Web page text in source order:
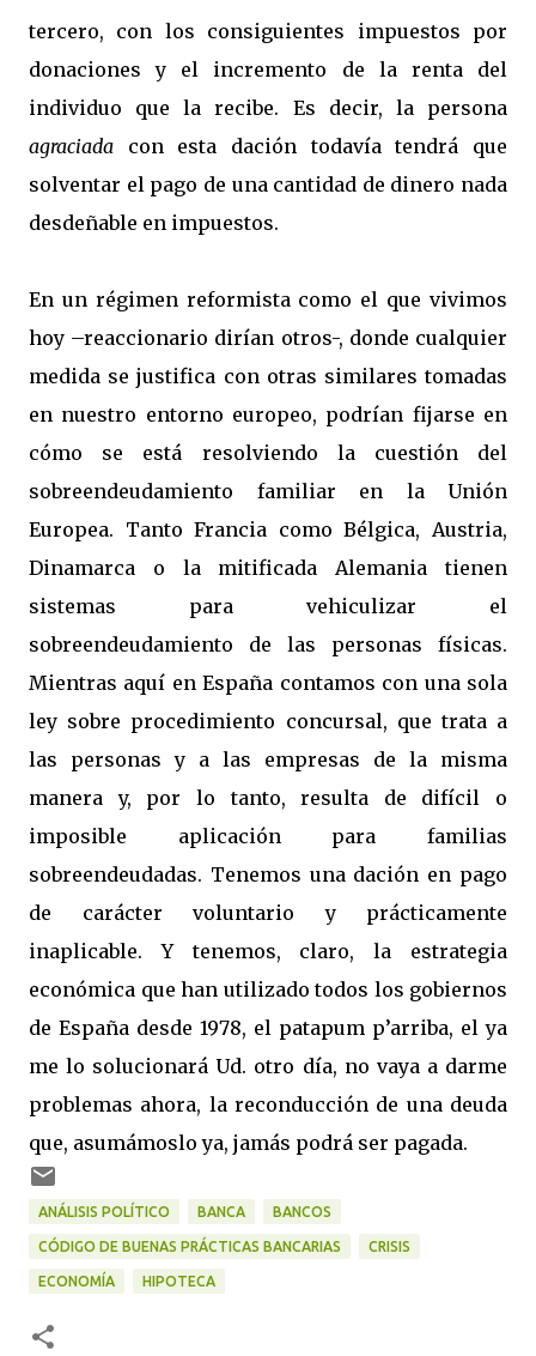
tercero, con los consiguientes impuestos por
donaciones y el incremento de la renta del
individuo que la recibe. Es decir, la persona
agraciada con esta dación todavía tendrá que
solventar el pago de una cantidad de dinero nada
desdeñable en impuestos.
En un régimen reformista como el que vivimos
hoy –reaccionario dirían otros-, donde cualquier
medida se justifica con otras similares tomadas
en nuestro entorno europeo, podrían fijarse en
cómo se está resolviendo la cuestión del
sobreendeudamiento familiar en la Unión
Europea. Tanto Francia como Bélgica, Austria,
Dinamarca o la mitificada Alemania tienen
sistemas para vehiculizar el
sobreendeudamiento de las personas físicas.
Mientras aquí en España contamos con una sola
ley sobre procedimiento concursal, que trata a
las personas y a las empresas de la misma
manera y, por lo tanto, resulta de difícil o
imposible aplicación para familias
sobreendeudadas. Tenemos una dación en pago
de carácter voluntario y prácticamente
inaplicable. Y tenemos, claro, la estrategia
económica que han utilizado todos los gobiernos
de España desde 1978, el patapum p’arriba, el ya
me lo solucionará Ud. otro día, no vaya a darme
problemas ahora, la reconducción de una deuda
que, asumámoslo ya, jamás podrá ser pagada.
ANÁLISIS POLÍTICO BANCA BANCOS
CÓDIGO DE BUENAS PRÁCTICAS BANCARIAS CRISIS
ECONOMÍA HIPOTECA